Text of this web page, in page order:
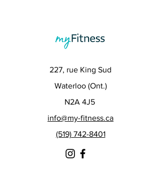
227, rue King Sud
Waterloo (Ont.)
N2A 4J5
info@my-fitness.ca
(519) 742-8401